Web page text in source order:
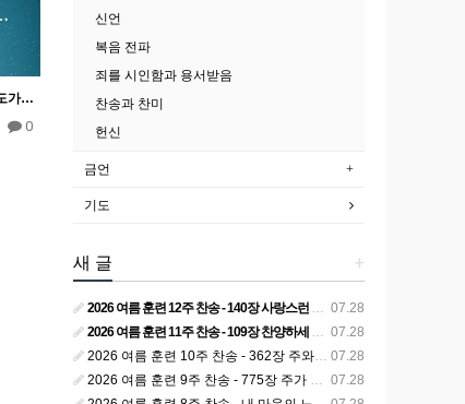
왕국 16―반역을 한 사탄의 의도가 하나님의 권위를 전복시키고 자신을 하나님과 동등한 위치로 높이려는 것이었…
0
신언
복음 전파
죄를 시인함과 용서받음
찬송과 찬미
헌신
금언
기도
+
새 글
07.28
2026 여름 훈련 12주 찬송 - 140장 사랑스런 나의 신랑
07.28
2026 여름 훈련 11주 찬송 - 109장 찬양하세 주의 승리
07.28
2026 여름 훈련 10주 찬송 - 362장 주와 함께 못 박혀서
07.28
2026 여름 훈련 9주 찬송 - 775장 주가 구속하신 백성